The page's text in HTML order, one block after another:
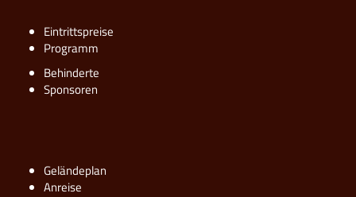
Eintrittspreise
Programm
Behinderte
Sponsoren
Geländeplan
Anreise